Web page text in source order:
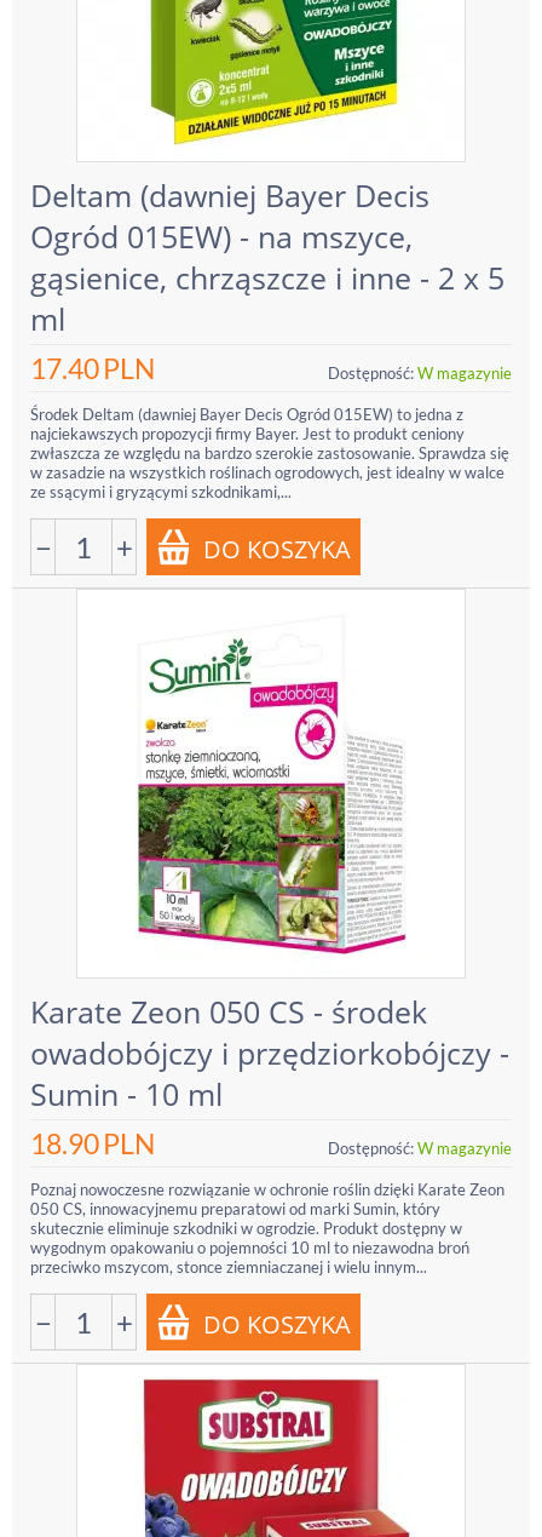
Deltam (dawniej Bayer Decis
Ogród 015EW) - na mszyce,
gąsienice, chrząszcze i inne - 2 x 5
ml
17.40PLN Dostępność:W magazynie
Środek Deltam (dawniej Bayer Decis Ogród 015EW) to jedna z
najciekawszych propozycji firmy Bayer. Jest to produkt ceniony
zwłaszcza ze względu na bardzo szerokie zastosowanie. Sprawdza się
w zasadzie na wszystkich roślinach ogrodowych, jest idealny w walce
ze ssącymi i gryzącymi szkodnikami,...
− +
Karate Zeon 050 CS - środek
owadobójczy i przędziorkobójczy -
Sumin - 10 ml
18.90PLN Dostępność:W magazynie
Poznaj nowoczesne rozwiązanie w ochronie roślin dzięki Karate Zeon
050 CS, innowacyjnemu preparatowi od marki Sumin, który
skutecznie eliminuje szkodniki w ogrodzie. Produkt dostępny w
wygodnym opakowaniu o pojemności 10 ml to niezawodna broń
przeciwko mszycom, stonce ziemniaczanej i wielu innym...
− +